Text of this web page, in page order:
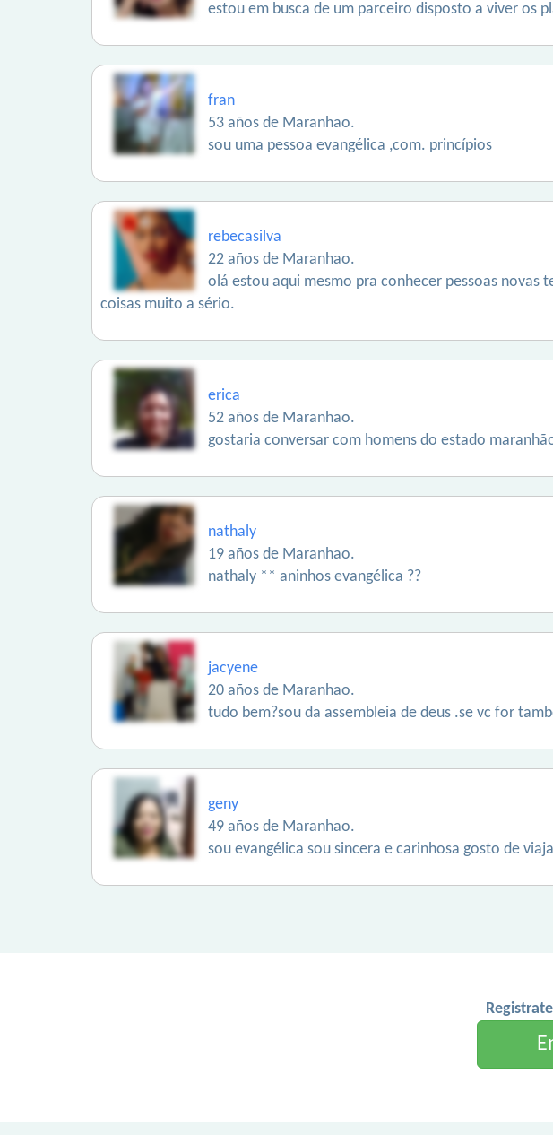
estou em busca de um parceiro disposto a viver os
fran
53 años de Maranhao.
sou uma pessoa evangélica ,com. princípios
rebecasilva
22 años de Maranhao.
olá estou aqui mesmo pra conhecer pessoas novas
coisas muito a sério.
erica
52 años de Maranhao.
gostaria conversar com homens do estado
nathaly
19 años de Maranhao.
nathaly ** aninhos evangélica ??
jacyene
20 años de Maranhao.
tudo bem?sou da assembleia de deus .se vc for
geny
49 años de Maranhao.
sou evangélica sou sincera e carinhosa gosto de